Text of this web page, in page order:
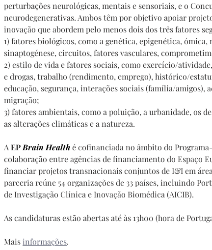
perturbações neurológicas, mentais e sensoriais, e o
neurodegenerativas. Ambos têm por objetivo apoiar
inovação que abordem pelo menos dois dos três fatores
1) fatores biológicos, como a genética, epigenética,
sinaptogénese, circuitos, fatores vasculares,
2) estilo de vida e fatores sociais, como exercício/
e drogas, trabalho (rendimento, emprego), histórico/
educação, segurança, interações sociais (família/amigos),
migração;
3) fatores ambientais, como a poluição, a urbanidade, os
as alterações climáticas e a natureza.
A EP Brain Healthé cofinanciada no âmbito do
colaboração entre agências de financiamento do Espaço
financiar projetos transnacionais conjuntos de I&I em
parceria reúne 54 organizações de 33 países, incluindo
de Investigação Clínica e Inovação Biomédica (AICIB).
As candidaturas estão abertas até às 13h00 (hora de
Mais informações.